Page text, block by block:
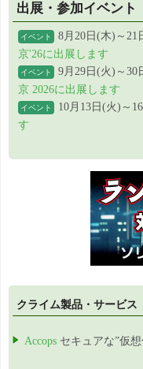
出展・参加イベント
イベント 8月20日(木)～21
京'26に出展します
イベント 9月29日(火)～30
京 2026に出展します
イベント 10月13日(火)～
す
クライム製品・サービス
Accops セキュアな”仮